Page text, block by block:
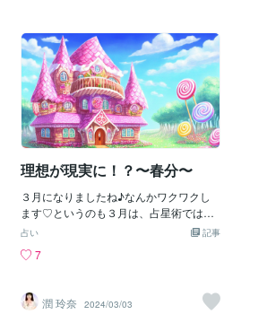
ませんでした。画面にパッと出てきて、
「あ、この人なんか気になるな」って、
なんとなくの直感（？）でクリック
（笑）。見てみたら、話している内容が
わたしと似た考え方を持っていて、「わ
かるわぁ。。」と一気に引き込まれまし
た。そこから引き寄せられるように過去
の動画を遡ってみると、目に飛び込んで
きたのが「お酒、タバコ、ドラッグ」に
思いを伝え、その場からヒーリングを送
り皆様にも飛躍をしていただきたいと思
います。1泊2日で参拝に行きますので、
2日連続の代理参拝と、エネルギーの高い
場所からの遠隔ヒーリング。そして、メ
ッセージがあればお届けし、帰宅後は、
目標に対してのアドバイスとお写真を添
付して報告いたします。このチャンスに
ぜひとも、お申込みください。皆様のお
申込みをお待ちしています。
理想が現実に！？〜春分〜
３月になりましたね♪なんかワクワクし
ます♡というのも３月は、占星術では新
年だからなんです。カレンダーでは、１
術では、太陽が１年かけてぐるりとホロ
の0度に戻って来た瞬間を、【1年の始ま
り】としているんです。それが、毎年3月
記事
占い
7
潤 玲奈 2024/03/03